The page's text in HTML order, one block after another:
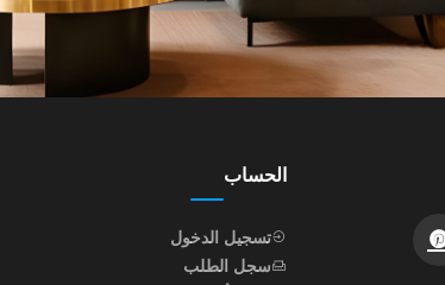
الحساب
تسجيل الدخول
سجل الطلب